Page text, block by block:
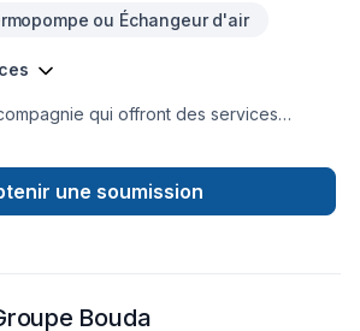
ou Échangeur d'air
qui offront des services
une soumission
Bouda